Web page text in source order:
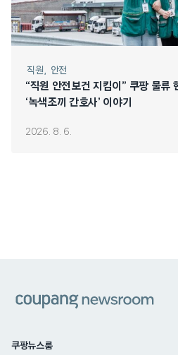
직원 안전
“직원 안전보건 지킴이” 쿠팡 물류
‘녹색조끼 간호사’ 이야기
2026. 8. 6.
쿠팡뉴스룸